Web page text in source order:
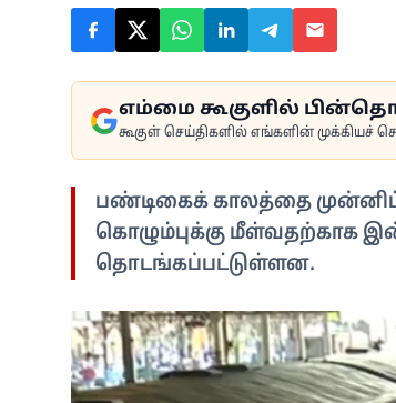
எம்மை கூகுளில்
கூகுள் செய்திகளில் எங்களின் முக்கியச்
பண்டிகைக் காலத்தை
கொழும்புக்கு மீள்வதற்காக
தொடங்கப்பட்டுள்ளன.